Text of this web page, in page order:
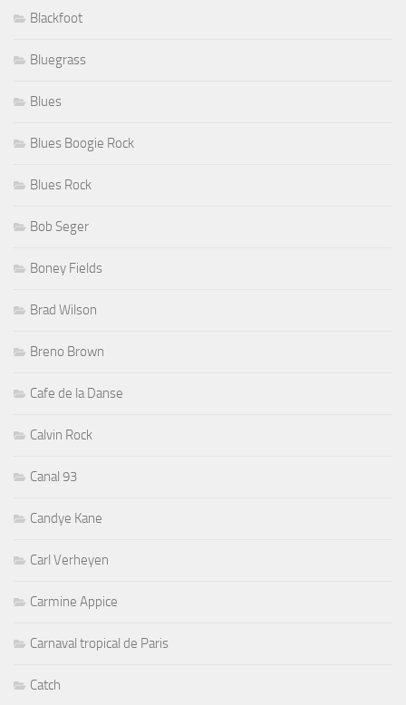
Blackfoot
Bluegrass
Blues
Blues Boogie Rock
Blues Rock
Bob Seger
Boney Fields
Brad Wilson
Breno Brown
Cafe de la Danse
Calvin Rock
Canal 93
Candye Kane
Carl Verheyen
Carmine Appice
Carnaval tropical de Paris
Catch